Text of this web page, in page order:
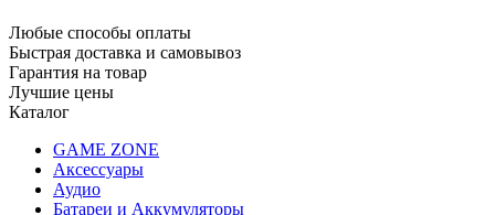
Любые способы оплаты
Быстрая доставка и самовывоз
Гарантия на товар
Лучшие цены
Каталог
GAME ZONE
Аксессуары
Аудио
Батареи и Аккумуляторы